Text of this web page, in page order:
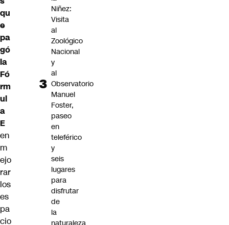
qu
e
pa
gó
la
Fó
rm
ul
a
E
en
m
ejo
rar
los
es
pa
cio
Niñez:
Visita
al
Zoológico
Nacional
y
al
Observatorio
Manuel
Foster,
paseo
en
teleférico
y
seis
lugares
para
disfrutar
de
la
naturaleza